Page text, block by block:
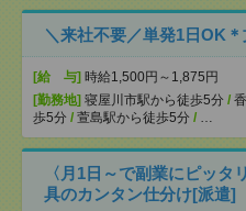
＼来社不要／単発1日OK
[給 与] 時給1,500円～1,875円
[勤務地] 寝屋川市駅から徒歩5分 /
歩5分 / 萱島駅から徒歩5分 / …
〈月1日～で副業にピッタ
具のカンタン仕分け[派遣]